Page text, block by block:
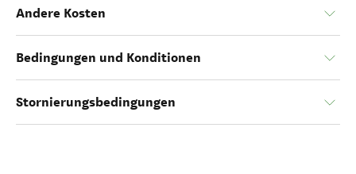
Andere Kosten
Bedingungen und Konditionen
Stornierungsbedingungen